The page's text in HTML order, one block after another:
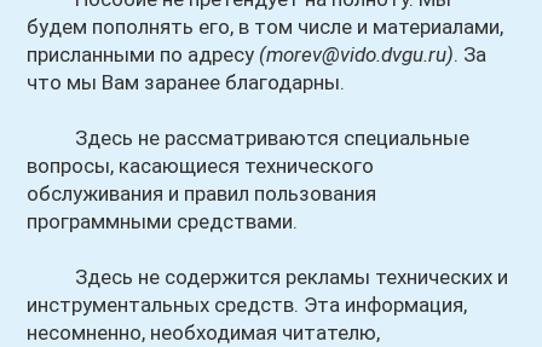
будем пополнять его, в том числе и материалами,
присланными по адресу (morev@vido.dvgu.ru). За
что мы Вам заранее благодарны.
Здесь не рассматриваются специальные
вопросы, касающиеся технического
обслуживания и правил пользования
программными средствами.
Здесь не содержится рекламы технических и
инструментальных средств. Эта информация,
несомненно, необходимая читателю,